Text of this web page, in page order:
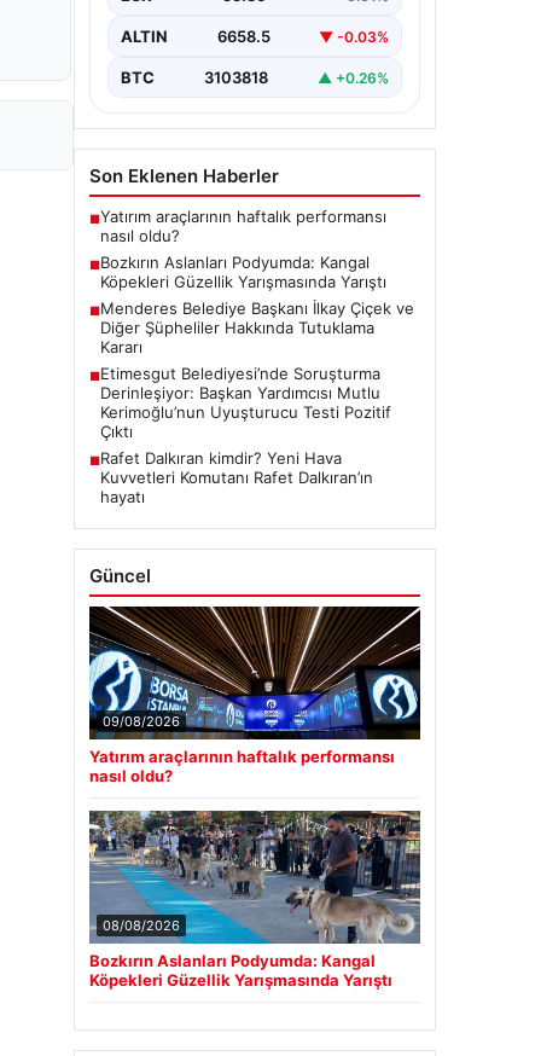
edilen "Kangal Çoban Köpekleri ve
Standartları…
ALTIN 6658.5 ▼ -0.03%
BTC 3103818 ▲ +0.26%
Son Eklenen Haberler
■Yatırım araçlarının haftalık performansı
nasıl oldu?
■Bozkırın Aslanları Podyumda: Kangal
Köpekleri Güzellik Yarışmasında Yarıştı
■Menderes Belediye Başkanı İlkay Çiçek ve
Diğer Şüpheliler Hakkında Tutuklama
Kararı
■Etimesgut Belediyesi’nde Soruşturma
Derinleşiyor: Başkan Yardımcısı Mutlu
Kerimoğlu’nun Uyuşturucu Testi Pozitif
Çıktı
■Rafet Dalkıran kimdir? Yeni Hava
Kuvvetleri Komutanı Rafet Dalkıran’ın
hayatı
Güncel
09/08/2026
Yatırım araçlarının haftalık performansı
nasıl oldu?
08/08/2026
Bozkırın Aslanları Podyumda: Kangal
Köpekleri Güzellik Yarışmasında Yarıştı